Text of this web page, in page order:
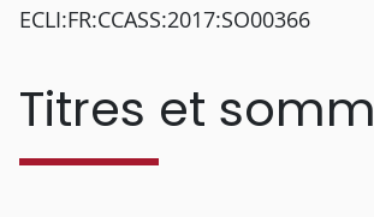
ECLI:FR:CCASS:2017:SO00366
Titres et